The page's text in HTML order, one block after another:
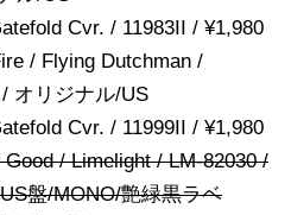
Cvr. / 11983II / ¥1,980
/ Flying Dutchman /
オリジナル/US
Cvr. / 11999II / ¥1,980
/ Limelight / LM-82030 /
盤/MONO/艶緑黒ラベ